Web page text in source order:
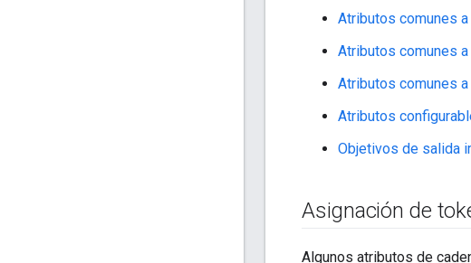
Atributos comunes
Atributos comunes
Atributos comunes
Atributos
Objetivos de salida
Asignación de
Algunos atributos de